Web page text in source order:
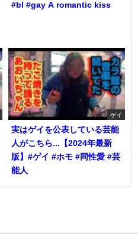
#bl #gay A romantic kiss
ゲイ
実はゲイを公表している芸能
人がこちら...【2024年最新
版】#ゲイ #ホモ #同性愛 #芸
能人